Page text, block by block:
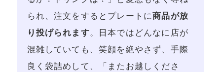
られ、注文をするとプレートに商品が放
り投げられます。日本ではどんなに店が
混雑していても、笑顔を絶やさず、手際
良く袋詰めして、「またお越しくださ